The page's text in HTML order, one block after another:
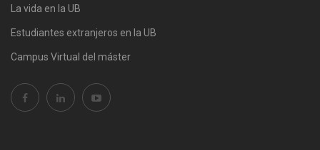
La vida en la UB
Estudiantes extranjeros en la UB
Campus Virtual del máster